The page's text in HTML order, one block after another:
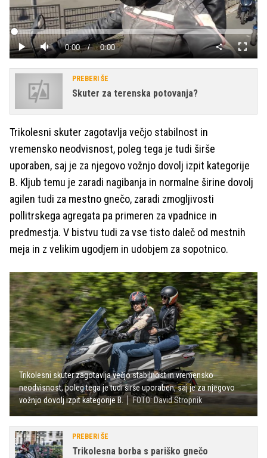
Predvajaj
Predvajaj
Tiho Current
Time
0:00 / Duration
0:00
Loaded:
0%
način
PREBERI ŠE
Skuter za terenska potovanja?
Trikolesni skuter zagotavlja večjo stabilnost in
vremensko neodvisnost, poleg tega je tudi širše
uporaben, saj je za njegovo vožnjo dovolj izpit kategorije
B. Kljub temu je zaradi nagibanja in normalne širine dovolj
agilen tudi za mestno gnečo, zaradi zmogljivosti
pollitrskega agregata pa primeren za vpadnice in
predmestja. V bistvu tudi za vse tisto daleč od mestnih
meja in z velikim ugodjem in udobjem za sopotnico.
Trikolesni skuter zagotavlja večjo stabilnost in vremensko
neodvisnost, poleg tega je tudi širše uporaben, saj je za njegovo
vožnjo dovolj izpit kategorije B.
FOTO: David Stropnik
PREBERI ŠE
Trikolesna borba s pariško gnečo